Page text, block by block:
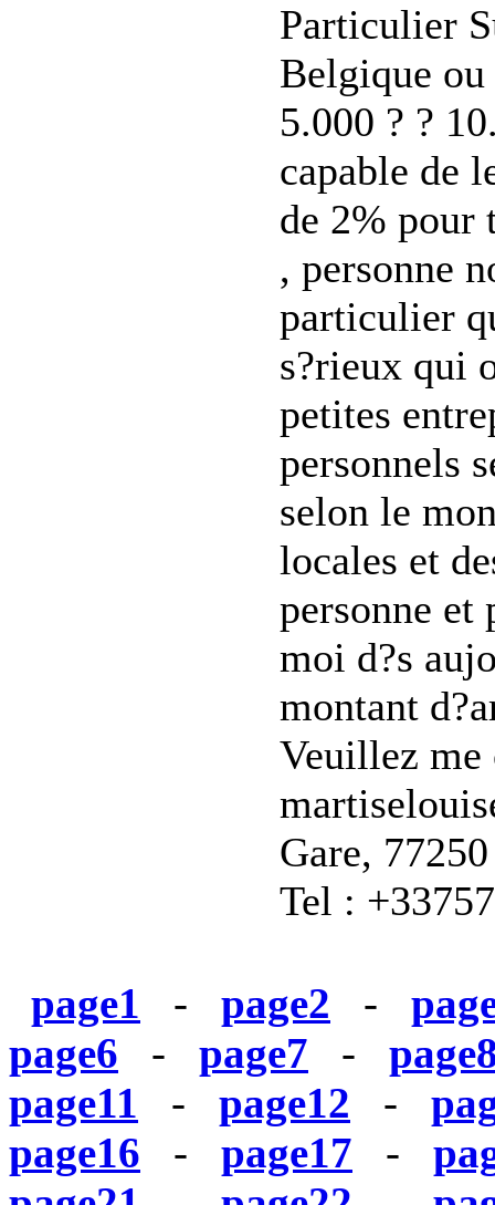
Particulier
Belgique
5.000 ? ?
capable de
de 2% pour
, personne
particulier
s?rieux qui
petites
personnels
selon le
locales et
personne et
moi d?s
montant
Veuillez me
Gare,
Tel :
page1 - page2 -
page6 - page7 -
page11 - page12 -
page16 - page17 -